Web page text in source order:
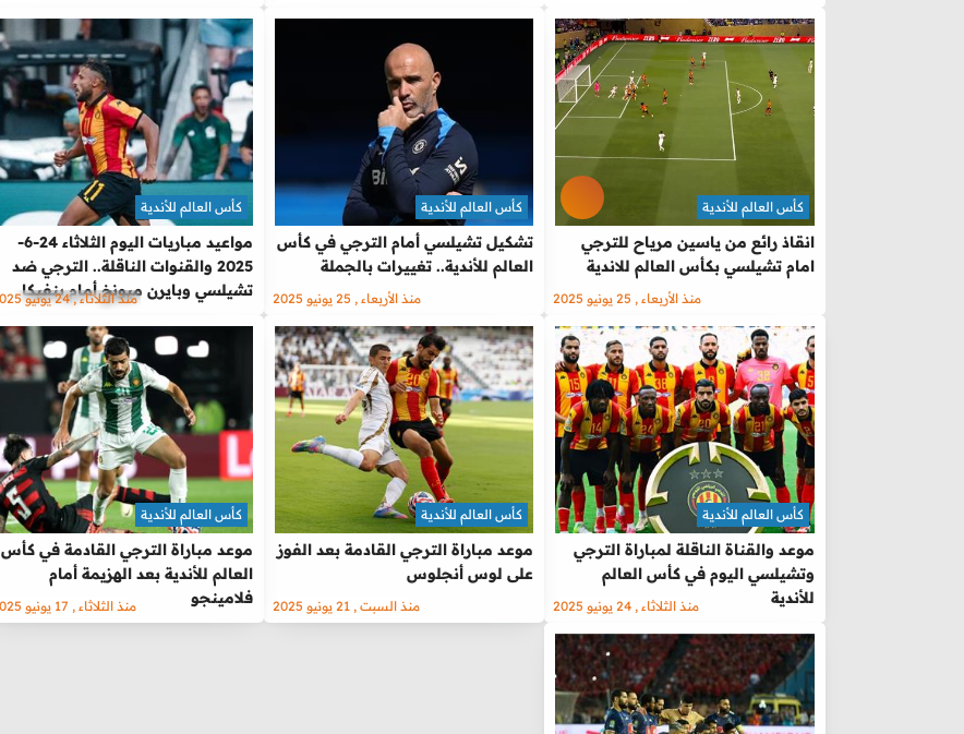
انقاذ رائع من ياسين مرياح للترجي
امام تشيلسي بكأس العالم للاندية
كأس العالم للأندية
منذ الأربعاء , 25 يونيو 2025
تشكيل تشيلسي أمام الترجي في كأس
العالم للأندية.. تغييرات بالجملة
كأس العالم للأندية
منذ الأربعاء , 25 يونيو 2025
مواعيد مباريات اليوم الثلاثاء 24-6-
2025 والقنوات الناقلة.. الترجي ضد
تشيلسي وبايرن ميونخ أمام بنفيكا
كأس العالم للأندية
منذ الثلاثاء , 24 يونيو 2025
موعد والقناة الناقلة لمباراة الترجي
وتشيلسي اليوم في كأس العالم
للأندية
كأس العالم للأندية
منذ الثلاثاء , 24 يونيو 2025
موعد مباراة الترجي القادمة بعد الفوز
على لوس أنجلوس
كأس العالم للأندية
منذ السبت , 21 يونيو 2025
موعد مباراة الترجي القادمة في كأس
العالم للأندية بعد الهزيمة أمام
فلامينجو
كأس العالم للأندية
منذ الثلاثاء , 17 يونيو 2025